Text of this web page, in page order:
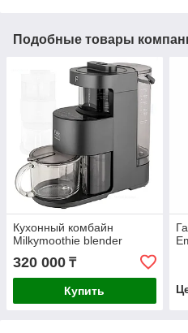
Подобные товары
Кухонный комбайн
Milkymoothie blender
320 000 ₸
Купить